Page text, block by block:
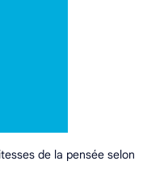
de la pensée selon